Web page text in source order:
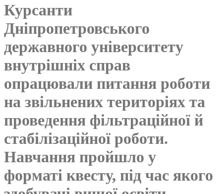
Курсанти
Дніпропетровського
державного університету
внутрішніх справ
опрацювали питання роботи
на звільнених територіях та
проведення фільтраційної й
стабілізаційної роботи.
Навчання пройшло у
форматі квесту, під час якого